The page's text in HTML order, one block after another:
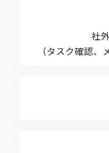
社
（タスク確認、